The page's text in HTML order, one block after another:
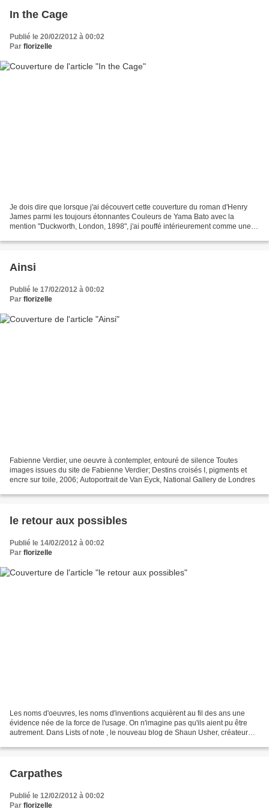
In the Cage
Publié le 20/02/2012 à 00:02
Par florizelle
Je dois dire que lorsque j'ai découvert cette couverture du roman d'Henry
James parmi les toujours étonnantes Couleurs de Yama Bato avec la
mention "Duckworth, London, 1898", j'ai pouffé intérieurement comme une
Ainsi
Publié le 17/02/2012 à 00:02
Par florizelle
Fabienne Verdier, une oeuvre à contempler, entouré de silence Toutes
images issues du site de Fabienne Verdier; Destins croisés I, pigments et
encre sur toile, 2006; Autoportrait de Van Eyck, National Gallery de Londres
le retour aux possibles
Publié le 14/02/2012 à 00:02
Par florizelle
Les noms d'oeuvres, les noms d'inventions acquièrent au fil des ans une
évidence née de la force de l'usage. On n'imagine pas qu'ils aient pu être
autrement. Dans Lists of note , le nouveau blog de Shaun Usher, créateur
Carpathes
Publié le 12/02/2012 à 00:02
Par florizelle